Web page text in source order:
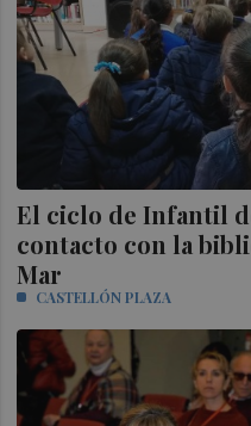
El ciclo de Infantil
contacto con la
Mar
CASTELLÓN PLAZA